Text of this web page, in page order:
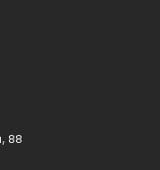
88